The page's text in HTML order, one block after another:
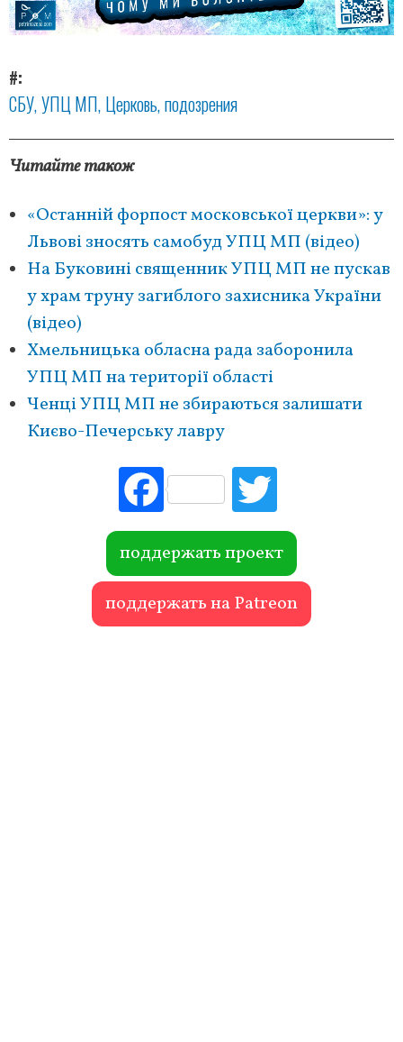
#
СБУ УПЦ МП Церковь подозрения
Читайте також
«Останній форпост московської церкви»: у
Львові зносять самобуд УПЦ МП (відео)
На Буковині священник УПЦ МП не пускав
у храм труну загиблого захисника України
(відео)
Хмельницька обласна рада заборонила
УПЦ МП на території області
Ченці УПЦ МП не збираються залишати
Києво-Печерську лавру
Fac
ebo
ok r
поддержать проект
поддержать на Patreon